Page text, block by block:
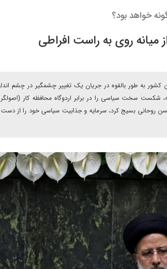
خواهد بود؟
میانه روی به راست افراطی
کشور به طور بالقوه در جریان یک تغییر چشمگیر در چشم
سخت سیاسی را در برابر اردوگاه محافظه کار
روحانی بسیج کرد، سرمایه و جذابیت سیاسی خود را از